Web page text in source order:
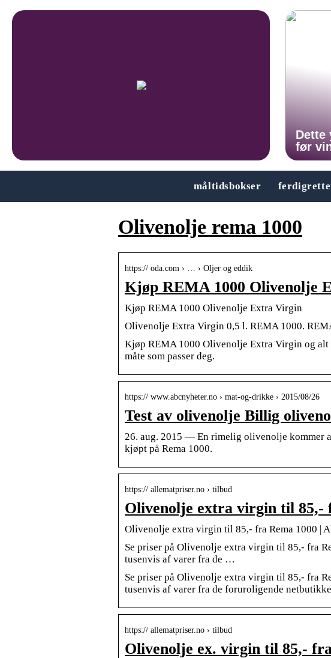
Dette
før
måltidsbokser
Olivenolje rema 1000
https:// oda.com › … › Oljer og eddik
Kjøp REMA 1000 Olivenolje
Kjøp REMA 1000 Olivenolje Extra Virgin
Olivenolje Extra Virgin 0,5 l. REMA 1000.
Kjøp REMA 1000 Olivenolje Extra Virgin og
måte som passer deg.
https:// www.abcnyheter.no › mat-og-drikke › 2015/08/26
Test av olivenolje Billig
26. aug. 2015 — En rimelig olivenolje kommer
kjøpt på Rema 1000.
https:// allematpriser.no › tilbud
Olivenolje extra virgin til 85,-
Olivenolje extra virgin til 85,- fra Rema 1000 |
Se priser på Olivenolje extra virgin til 85,- fra
tusenvis af varer fra de …
Se priser på Olivenolje extra virgin til 85,- fra
tusenvis af varer fra de foruroligende
https:// allematpriser.no › tilbud
Olivenolje ex. virgin til 85,-